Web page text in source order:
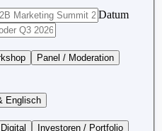
Datum
Panel / Moderation
Englisch
Investoren / Portfolio